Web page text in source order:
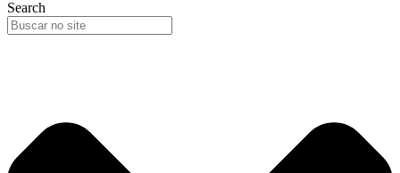
Search